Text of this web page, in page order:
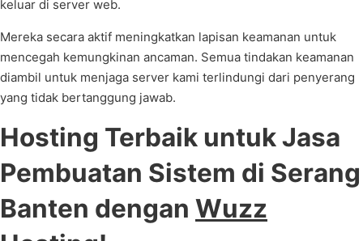
keluar di server web.
Mereka secara aktif meningkatkan lapisan keamanan untuk
mencegah kemungkinan ancaman. Semua tindakan keamanan
diambil untuk menjaga server kami terlindungi dari penyerang
yang tidak bertanggung jawab.
Hosting Terbaik untuk Jasa
Pembuatan Sistem di Serang
Banten dengan Wuzz